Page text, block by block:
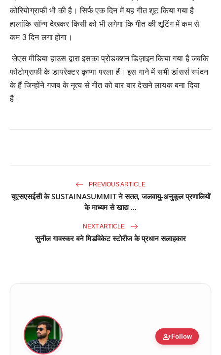
कोरियोग्राफी भी की है। सिर्फ एक दिन में यह गीत शूट किया गया है
हालांकि सॉन्ग देखकर किसी को भी लगेगा कि गीत की शूटिंग में कम से
कम 3 दिन लगा होगा।
जेएस मीडिया हाउस द्वारा इसका प्रोडक्शन डिज़ाइन किया गया है जबकि
फोटोग्राफी के डायरेक्टर कृष्णा परला हैं। इस गाने में सभी डांसर्स स्पंदन
के हैं जिन्होंने गजब के नृत्य से गीत को बार बार देखने लायक बना दिया
है।
PREVIOUS ARTICLE
यूएसएसईसी के SUSTAINASUMMIT ने सतत, जलवायु-अनुकूल प्रणालियों
के माध्यम से खाद्य ...
NEXT ARTICLE
सुनील गावस्कर बने मिडविकेट स्टोरीज के प्रधान सलाहकार
person_addFollow